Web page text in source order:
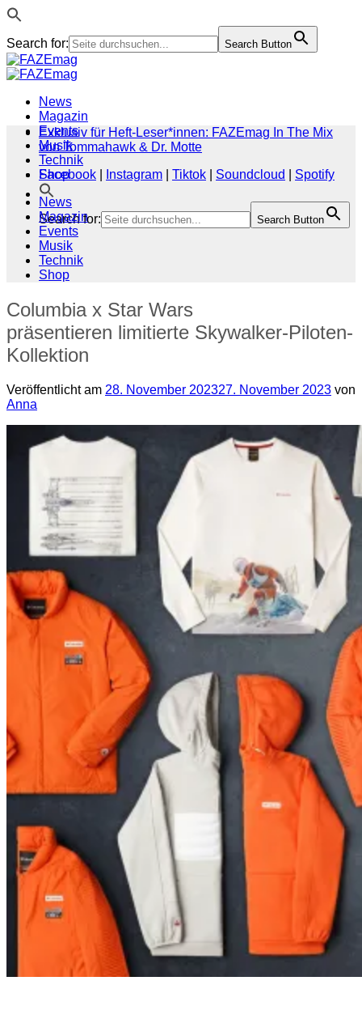
Search for: Search Button
Zum
Inhalt
News
Magazin
Events
Musik
Technik
Shop
Search for: Search Button
Exklusiv für Heft-Leser*innen: FAZEmag In The Mix
von Tommahawk & Dr. Motte
Facebook
Instagram Tiktok Soundcloud
Spotify
News
Magazin
Events
Musik
Technik
Shop
Columbia x Star Wars
präsentieren limitierte Skywalker-Piloten-
Kollektion
Veröffentlicht am 28. November 202327. November 2023 von
Anna